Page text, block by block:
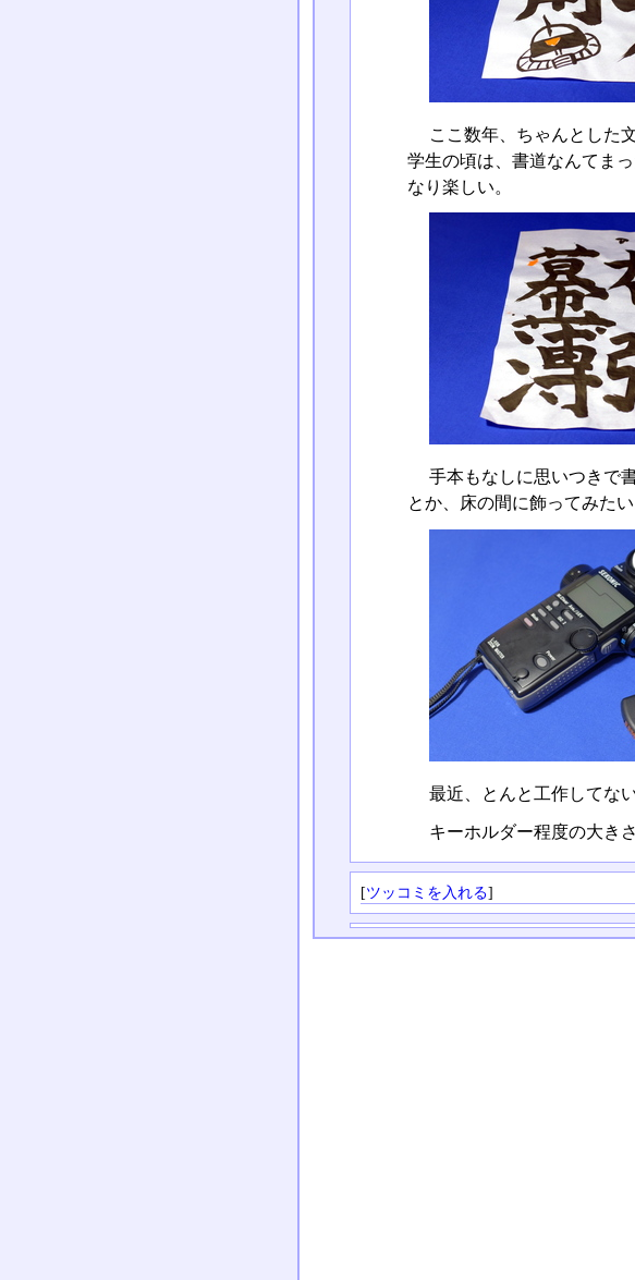
ここ数年、ちゃんとした
学生の頃は、書道なんてま
なり楽しい。
手本もなしに思いつきで
とか、床の間に飾ってみた
最近、とんと工作してな
キーホルダー程度の大き
[ツッコミを入れる]